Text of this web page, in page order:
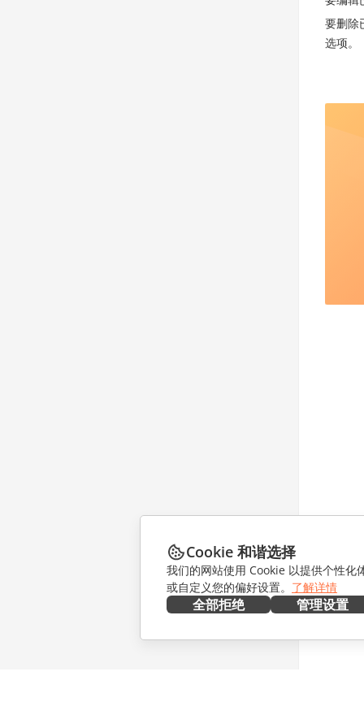
要删除
选项。
Cookie 和谐选择
我们的网站使用 Cookie 以提供个性化
或自定义您的偏好设置。 了解详情
全部拒绝 管理设置